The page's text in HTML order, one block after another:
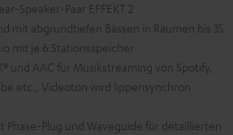
Speaker-Paar EFFEKT 2
mit abgrundtiefen Bässen in Räumen bis 35
mit je 6 Stationsspeicher
und AAC für Musikstreaming von Spotify,
etc., Videoton wird lippensynchron
Plug und Waveguide für detaillierten